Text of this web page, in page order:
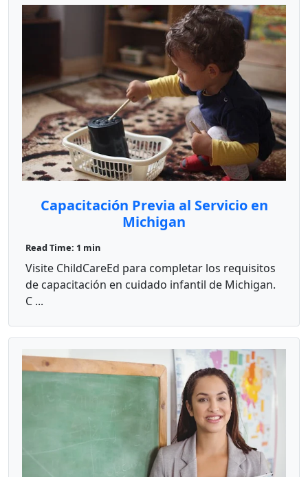
ChildCareEd está en el Registro de la Fuerza
Laboral de la Primera Infancia de Arizona! Para
Capacitación Previa al Servicio en
Michigan
Read Time: 1 min
Visite ChildCareEd para completar los requisitos
de capacitación en cuidado infantil de Michigan.
C ...